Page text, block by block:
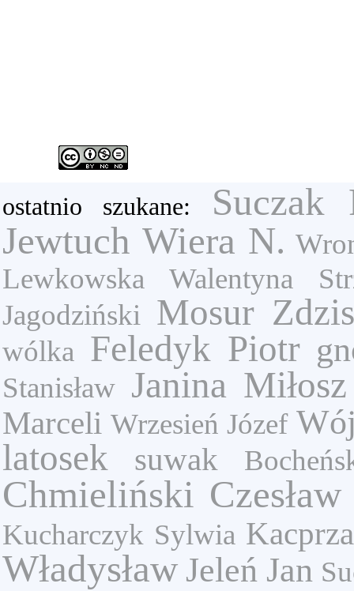
ostatnio szukane: Suczak
Jewtuch Wiera N.
Lewkowska Walentyna
Jagodziński Mosur
wólka Feledyk Piotr
Stanisław Janina Miłosz
Marceli Wrzesień Józef
latosek suwak
Chmieliński Czesław
Kucharczyk Sylwia
Władysław Jeleń Jan